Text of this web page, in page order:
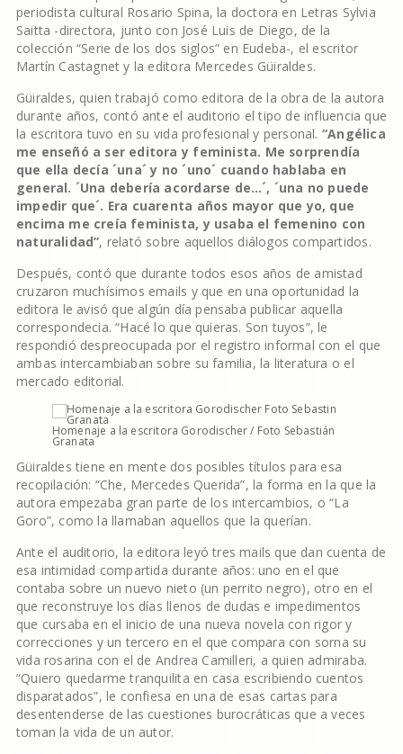
periodista cultural Rosario Spina, la doctora en Letras Sylvia
Saitta -directora, junto con José Luis de Diego, de la
colección “Serie de los dos siglos” en Eudeba-, el escritor
Martín Castagnet y la editora Mercedes Güiraldes.
Güiraldes, quien trabajó como editora de la obra de la autora
durante años, contó ante el auditorio el tipo de influencia que
la escritora tuvo en su vida profesional y personal. “Angélica
me enseñó a ser editora y feminista. Me sorprendía
que ella decía ´una´ y no ´uno´ cuando hablaba en
general. ´Una debería acordarse de…´, ´una no puede
impedir que´. Era cuarenta años mayor que yo, que
encima me creía feminista, y usaba el femenino con
naturalidad”, relató sobre aquellos diálogos compartidos.
Después, contó que durante todos esos años de amistad
cruzaron muchísimos emails y que en una oportunidad la
editora le avisó que algún día pensaba publicar aquella
correspondecia. “Hacé lo que quieras. Son tuyos”, le
respondió despreocupada por el registro informal con el que
ambas intercambiaban sobre su familia, la literatura o el
mercado editorial.
Homenaje a la escritora Gorodischer / Foto Sebastián
Granata
Güiraldes tiene en mente dos posibles títulos para esa
recopilación: “Che, Mercedes Querida”, la forma en la que la
autora empezaba gran parte de los intercambios, o “La
Goro”, como la llamaban aquellos que la querían.
Ante el auditorio, la editora leyó tres mails que dan cuenta de
esa intimidad compartida durante años: uno en el que
contaba sobre un nuevo nieto (un perrito negro), otro en el
que reconstruye los días llenos de dudas e impedimentos
que cursaba en el inicio de una nueva novela con rigor y
correcciones y un tercero en el que compara con sorna su
vida rosarina con el de Andrea Camilleri, a quien admiraba.
“Quiero quedarme tranquilita en casa escribiendo cuentos
disparatados”, le confiesa en una de esas cartas para
desentenderse de las cuestiones burocráticas que a veces
toman la vida de un autor.